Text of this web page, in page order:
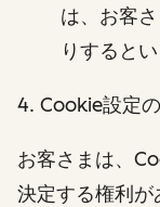
は、お客
りすると
4. Cookie設定
お客さまは、
決定する権利が